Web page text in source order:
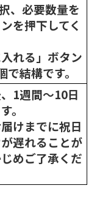
、必要数量を
を押下してく
れる」ボタン
結構です。
1週間～10日
。
けまでに祝日
遅れることが
めご了承くだ